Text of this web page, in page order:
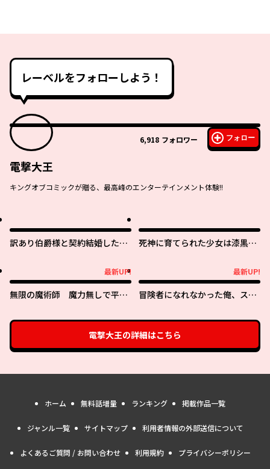
レーベルをフォローしよう！
6,918 フォロワー フォロー
電撃大王
キングオブコミックが贈る、最高峰のエンターテインメント体験!!
訳あり伯爵様と契約結婚した
死神に育てられた少女は漆黒の
最新UP!
無限の魔術師 魔力無しで平民
の魔力持ち。
最新UP!
冒険者になれなかった俺、スキ
の子を人助け!?
電撃大王の詳細はこちら
ホーム 無料話増量 ランキング 掲載作品一覧
ジャンル一覧 サイトマップ 利用者情報の外部送信について
よくあるご質問 / お問い合わせ 利用規約 プライバシーポリシー